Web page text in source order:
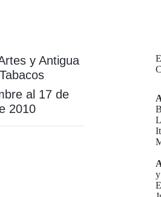
y Antigua
al 17 de
2010